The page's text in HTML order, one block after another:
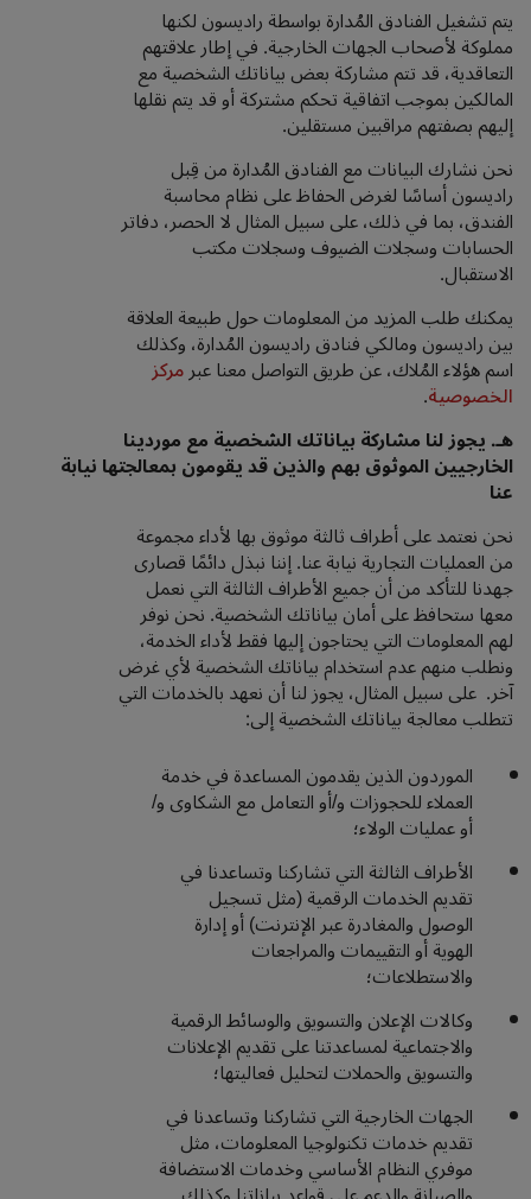
يتم تشغيل الفنادق المُدارة بواسطة راديسون لكنها
مملوكة لأصحاب الجهات الخارجية. في إطار علاقتهم
التعاقدية، قد تتم مشاركة بعض بياناتك الشخصية مع
المالكين بموجب اتفاقية تحكم مشتركة أو قد يتم نقلها
إليهم بصفتهم مراقبين مستقلين.
نحن نشارك البيانات مع الفنادق المُدارة من قِبل
راديسون أساسًا لغرض الحفاظ على نظام محاسبة
الفندق، بما في ذلك، على سبيل المثال لا الحصر، دفاتر
الحسابات وسجلات الضيوف وسجلات مكتب
الاستقبال.
يمكنك طلب المزيد من المعلومات حول طبيعة العلاقة
بين راديسون ومالكي فنادق راديسون المُدارة، وكذلك
اسم هؤلاء المُلاك، عن طريق التواصل معنا عبرمركز
الخصوصية.
هـ.يجوز لنا مشاركة بياناتك الشخصية مع موردينا
الخارجيين الموثوق بهم والذين قد يقومون بمعالجتها نيابة
عنا
نحن نعتمد على أطراف ثالثة موثوق بها لأداء مجموعة
من العمليات التجارية نيابة عنا. إننا نبذل دائمًا قصارى
جهدنا للتأكد من أن جميع الأطراف الثالثة التي نعمل
معها ستحافظ على أمان بياناتك الشخصية. نحن نوفر
لهم المعلومات التي يحتاجون إليها فقط لأداء الخدمة،
ونطلب منهم عدم استخدام بياناتك الشخصية لأي غرض
آخر. على سبيل المثال، يجوز لنا أن نعهد بالخدمات التي
تتطلب معالجة بياناتك الشخصية إلى:
الموردون الذين يقدمون المساعدة في خدمة
العملاء للحجوزات و/أو التعامل مع الشكاوى و/
أو عمليات الولاء؛
الأطراف الثالثة التي تشاركنا وتساعدنا في
تقديم الخدمات الرقمية (مثل تسجيل
الوصول والمغادرة عبر الإنترنت) أو إدارة
الهوية أو التقييمات والمراجعات
والاستطلاعات؛
وكالات الإعلان والتسويق والوسائط الرقمية
والاجتماعية لمساعدتنا على تقديم الإعلانات
والتسويق والحملات لتحليل فعاليتها؛
الجهات الخارجية التي تشاركنا وتساعدنا في
تقديم خدمات تكنولوجيا المعلومات، مثل
موفري النظام الأساسي وخدمات الاستضافة